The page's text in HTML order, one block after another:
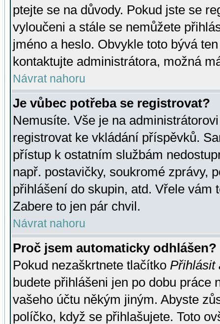
ptejte se na důvody. Pokud jste se
vyloučeni a stále se nemůžete
jméno a heslo. Obvykle toto bývá
kontaktujte administrátora, možná
Návrat nahoru
Je vůbec potřeba se registrovat?
Nemusíte. Vše je na
registrovat ke vkládání příspěvků.
přístup k ostatním službám
např. postavičky, soukromé zprávy,
přihlášení do skupin, atd. Vřele vám
Zabere to jen pár chvil.
Návrat nahoru
Proč jsem automaticky odhlášen?
Pokud nezaškrtnete tlačítko Přihlásit
budete přihlášeni jen po dobu práce
vašeho účtu někým jiným. Abyste
políčko, když se přihlašujete. Toto